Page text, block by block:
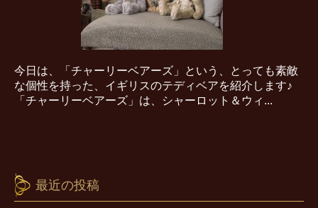
今日は、「チャーリーベアーズ」という、とっても素敵
な個性を持った、イギリスのテディベアを紹介します♪
「チャーリーベアーズ」は、シャーロット＆ウィ...
最近の投稿